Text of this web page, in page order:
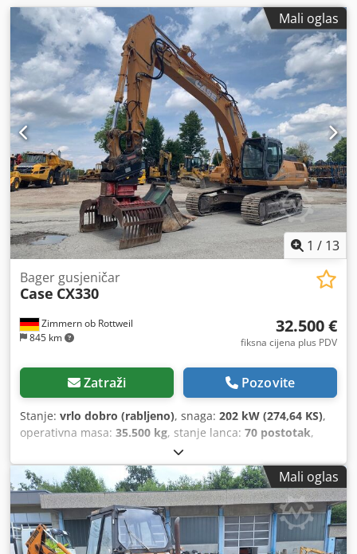
Mali oglas
1 / 13
Zimmern ob Rottweil
845 km
Bager gusjeničar
Case CX330
32.500 €
fiksna cijena plus PDV
Zatraži Pozovite
Stanje: vrlo dobro (rabljeno), snaga: 202 kW (274,64 KS),
operativna masa: 35.500 kg, stanje lanca: 70 postotak,
, radni sati:
klima-uređaj,
Mali oglas